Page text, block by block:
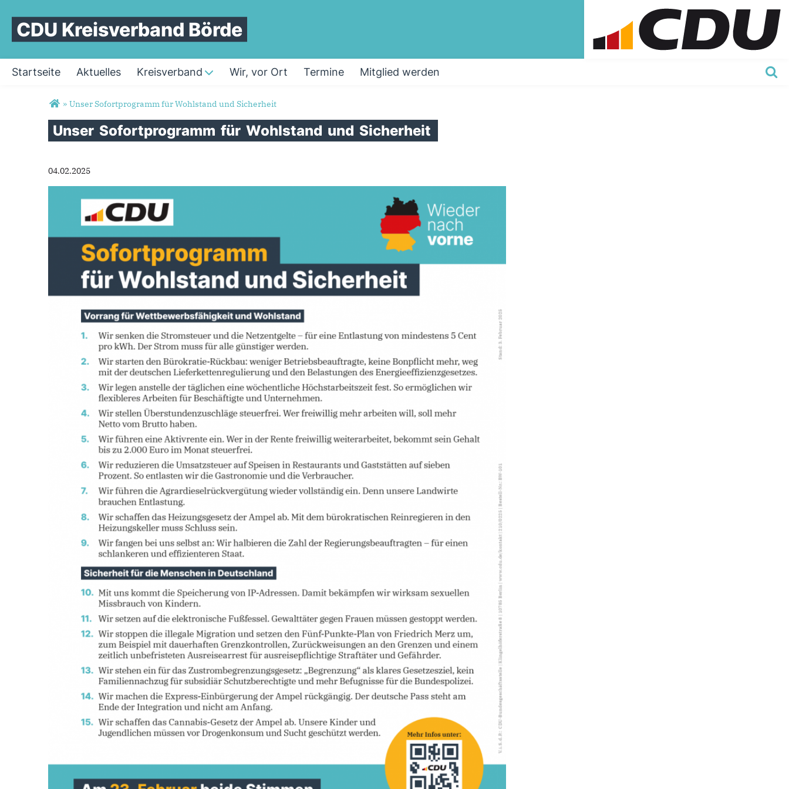
CDU Kreisverband Börde
Startseite Aktuelles Kreisverband Wir, vor Ort Termine Mitglied werden
Sie sind hier
» Unser Sofortprogramm für Wohlstand und Sicherheit
Unser Sofortprogramm für Wohlstand und Sicherheit
04.02.2025